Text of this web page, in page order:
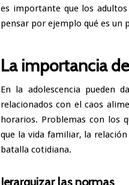
es importante que los
pensar por ejemplo qué es un
La importancia
En la adolescencia pueden
relacionados con el caos
horarios. Problemas con los
que la vida familiar, la
batalla cotidiana.
Jerarquizar las normas